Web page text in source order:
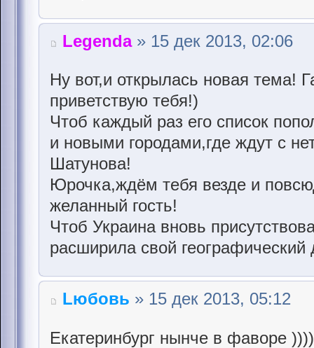
Legenda» 15 дек 2013, 02:06
Ну вот,и открылась новая тема!
приветствую тебя!)
Чтоб каждый раз его список
и новыми городами,где ждут с
Шатунова!
Юрочка,ждём тебя везде и
желанный гость!
Чтоб Украина вновь
расширила свой географический
Lюбовь » 15 дек 2013, 05:12
Екатеринбург нынче в фаворе